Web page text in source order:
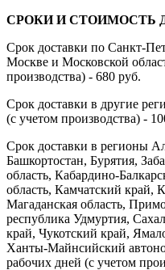
СРОКИ И СТОИМОСТЬ
Срок доставки по Санкт-
Москве и Московской
производства) - 680 руб.
Срок доставки в другие
(с учетом производства) -
Срок доставки в регионы
Башкортостан, Бурятия,
область, Кабардино-
область, Камчатский край,
Магаданская область,
республика Удмуртия,
край, Чукотский край,
Ханты-Майнсийский
рабочих дней (с учетом